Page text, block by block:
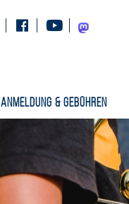
InstagramFacebookYoutubeMastodon
Anmeldung & Gebühren